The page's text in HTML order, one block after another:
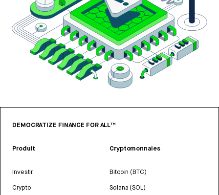
DEMOCRATIZE FINANCE FOR ALL™
Produit
Investir
Crypto
Cryptomonnaies
Bitcoin (BTC)
Solana (SOL)